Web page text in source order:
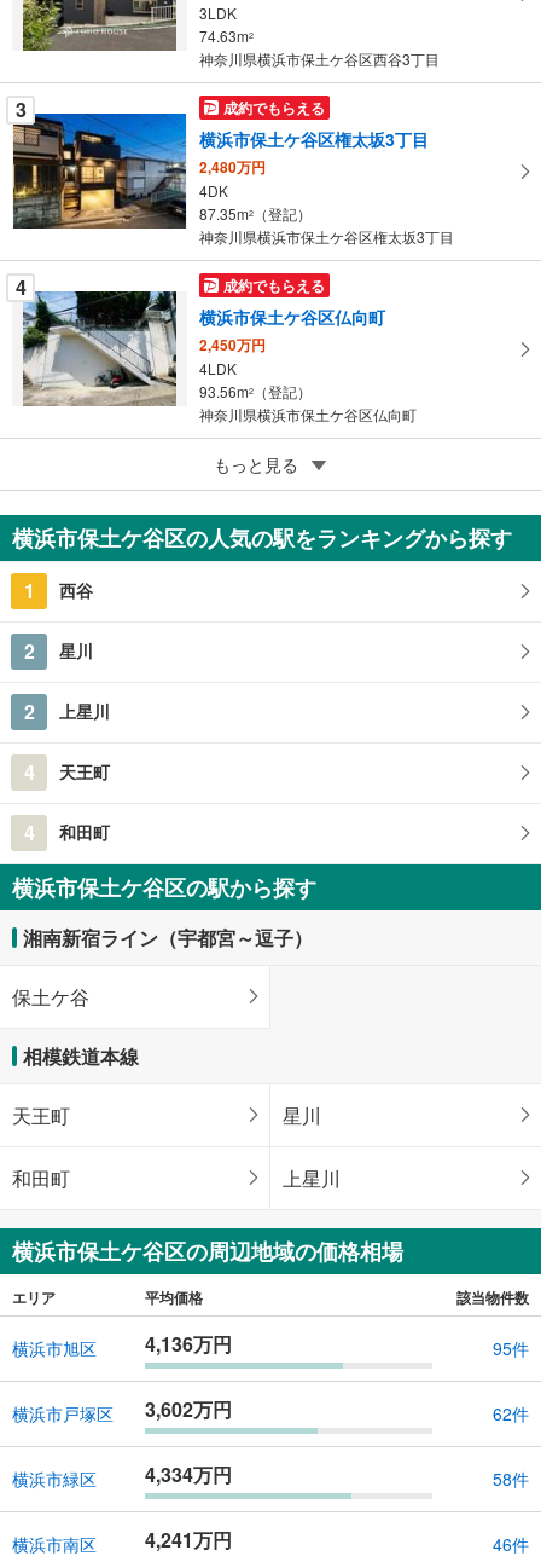
イ
ペ
ジ
に
保
存
す
る
3LDK
74.63m2
神奈川県横浜市保土ケ谷区西谷3丁目
3 成約でもらえる
横浜市保土ケ谷区権太坂3丁目
2,480万円
4DK
87.35m2
（登記）
神奈川県横浜市保土ケ谷区権太坂3丁目
4 成約でもらえる
横浜市保土ケ谷区仏向町
2,450万円
4LDK
93.56m2
（登記）
神奈川県横浜市保土ケ谷区仏向町
横浜市保土ケ谷区鎌谷町
1,800万円
4LDK
105.98m2（登記）
神奈川県横浜市保土ケ谷区鎌谷町
もっと見る
横浜市保土ケ谷区の人気の駅をランキングから探す
1 西谷
2 星川
2 上星川
4 天王町
4 和田町
横浜市保土ケ谷区の駅から探す
湘南新宿ライン（宇都宮～逗子）
保土ケ谷
相模鉄道本線
天王町 星川
和田町 上星川
横浜市保土ケ谷区の周辺地域の価格相場
エリア 平均価格 該当物件数
横浜市旭区 4,136万円 95件
横浜市戸塚区 3,602万円 62件
横浜市緑区 4,334万円 58件
横浜市南区 4,241万円 46件